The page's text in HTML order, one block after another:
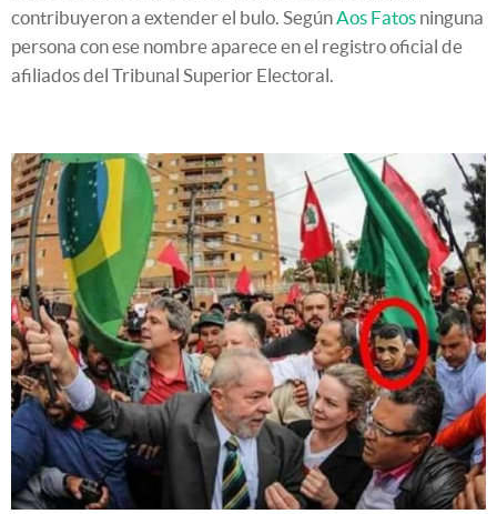
contribuyeron a extender el bulo. Según Aos Fatos ninguna
persona con ese nombre aparece en el registro oficial de
afiliados del Tribunal Superior Electoral.